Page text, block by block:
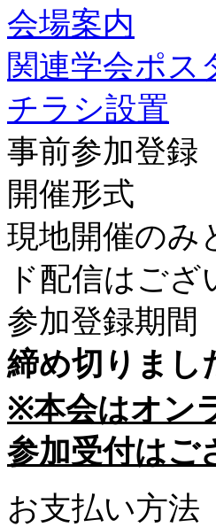
会場案内
関連学会ポス
チラシ設置
事前参加登録
開催形式
現地開催のみ
ド配信はござ
参加登録期間
締め切りまし
※本会はオン
参加受付はご
お支払い方法